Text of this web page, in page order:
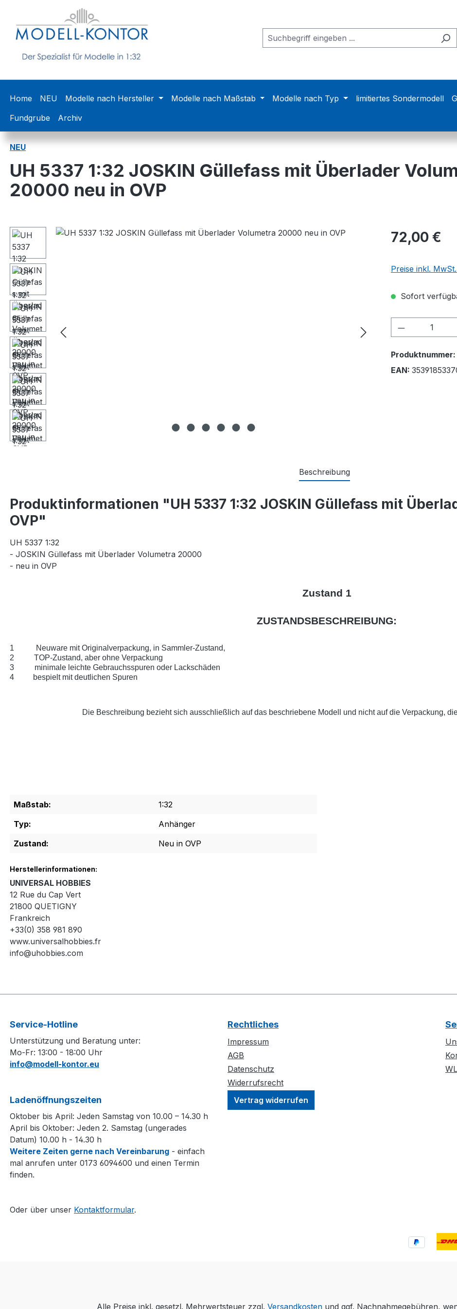
Hauptinhalt springen
Zur Suche springen
Zur Hauptnavigation springen
Home NEU Modelle nach Hersteller Modelle nach Maßstab Modelle nach Typ limitiertes Sondermodell
Fundgrube
Archiv
NEU
UH 5337 1:32 JOSKIN Güllefass mit Überlader
20000 neu in OVP
Bildergalerie überspringen 72,00 €
Preise inkl.
Sofort
Produkt
Produktnummer:
EAN:
Beschreibung
Produktinformationen "UH 5337 1:32 JOSKIN Güllefass mit
OVP"
UH 5337 1:32
- JOSKIN Güllefass mit Überlader Volumetra 20000
- neu in OVP
Zustand 1
ZUSTANDSBESCHREIBUNG:
1
Neuware mit Originalverpackung, in Sammler-Zustand,
2
TOP-Zustand, aber ohne Verpackung
3
minimale leichte Gebrauchsspuren oder Lackschäden
4
bespielt mit deutlichen Spuren
Die Beschreibung bezieht sich ausschließlich auf das beschriebene Modell und nicht auf die Verpackung,
Maßstab:
1:32
Typ:
Anhänger
Zustand:
Neu in OVP
Herstellerinformationen:
UNIVERSAL HOBBIES
12 Rue du Cap Vert
21800 QUETIGNY
Frankreich
+33(0) 358 981 890
www.universalhobbies.fr
info@uhobbies.com
Service-Hotline
Unterstützung und Beratung unter:
Mo-Fr: 13:00 - 18:00 Uhr
info@modell-kontor.eu
Ladenöffnungszeiten
Oktober bis April: Jeden Samstag von 10.00 – 14.30 h
April bis Oktober: Jeden 2. Samstag (ungerades
Datum) 10.00 h - 14.30 h
Weitere Zeiten gerne nach Vereinbarung - einfach
mal anrufen unter 0173 6094600 und einen Termin
finden.
Oder über unser Kontaktformular.
Rechtliches
Impressum
AGB
Datenschutz
Widerrufsrecht
Vertrag widerrufen
Alle Preise inkl. gesetzl. Mehrwertsteuer zzgl. Versandkosten und ggf. Nachnahmegebühren,